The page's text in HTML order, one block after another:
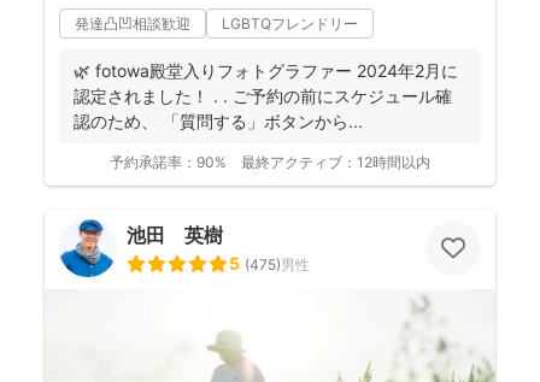
発達凸凹相談歓迎 LGBTQフレンドリー
🌿 fotowa殿堂入りフォトグラファー 2024年2月に
認定されました！ . . ご予約の前にスケジュール確
認のため、 「質問する」ボタンから...
予約承諾率： 90% 最終アクティブ： 12時間以内
池田 英樹
5 (475)男性